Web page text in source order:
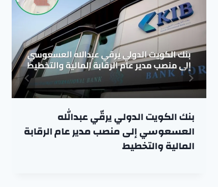
بنك الكويت الدولي يرقّي عبدالله
العسعوسي إلى منصب مدير عام الرقابة
المالية والتخطيط